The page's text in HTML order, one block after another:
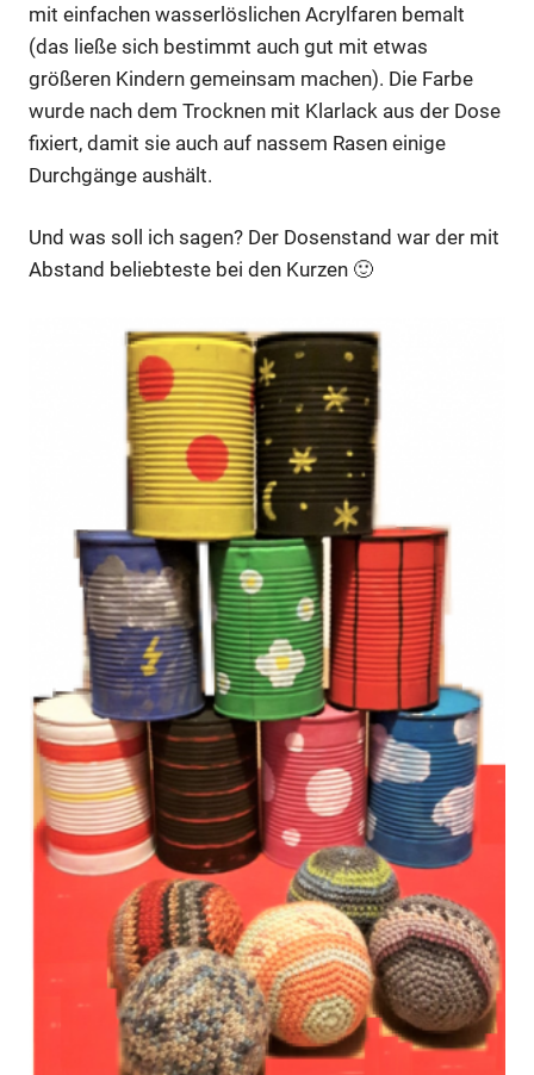
mit einfachen wasserlöslichen Acrylfaren bemalt
(das ließe sich bestimmt auch gut mit etwas
größeren Kindern gemeinsam machen). Die Farbe
wurde nach dem Trocknen mit Klarlack aus der Dose
fixiert, damit sie auch auf nassem Rasen einige
Durchgänge aushält.
Und was soll ich sagen? Der Dosenstand war der mit
Abstand beliebteste bei den Kurzen 🙂